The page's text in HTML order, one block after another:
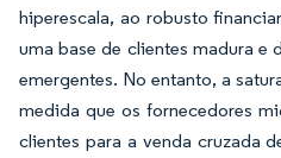
hiperescala, ao robusto
uma base de clientes madura e
emergentes. No entanto, a
medida que os fornecedores
clientes para a venda cruzada